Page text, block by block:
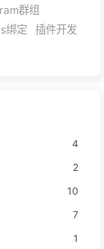
群组
绑定
插件开发
4
2
10
7
1